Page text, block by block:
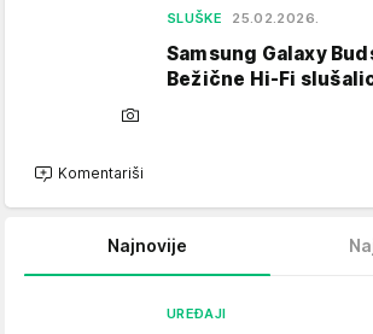
SLUŠKE 25.02.2026.
Samsung Galaxy
Bežične Hi-Fi
Komentariši
Najnovije
UREĐAJI